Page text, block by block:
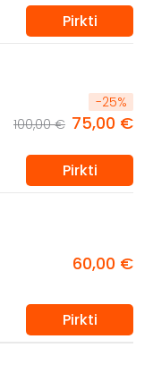
Pirkti
-25%
100,00 € 75,00 €
Pirkti
60,00 €
Pirkti